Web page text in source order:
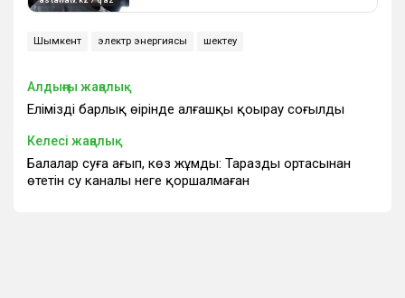
Шымкент электр энергиясы шектеу
Алдыңғы жаңалық
Еліміздің барлық өңірінде алғашқы қоңырау соғылды
Келесі жаңалық
Балалар суға ағып, көз жұмды: Тараздың ортасынан
өтетін су каналы неге қоршалмаған